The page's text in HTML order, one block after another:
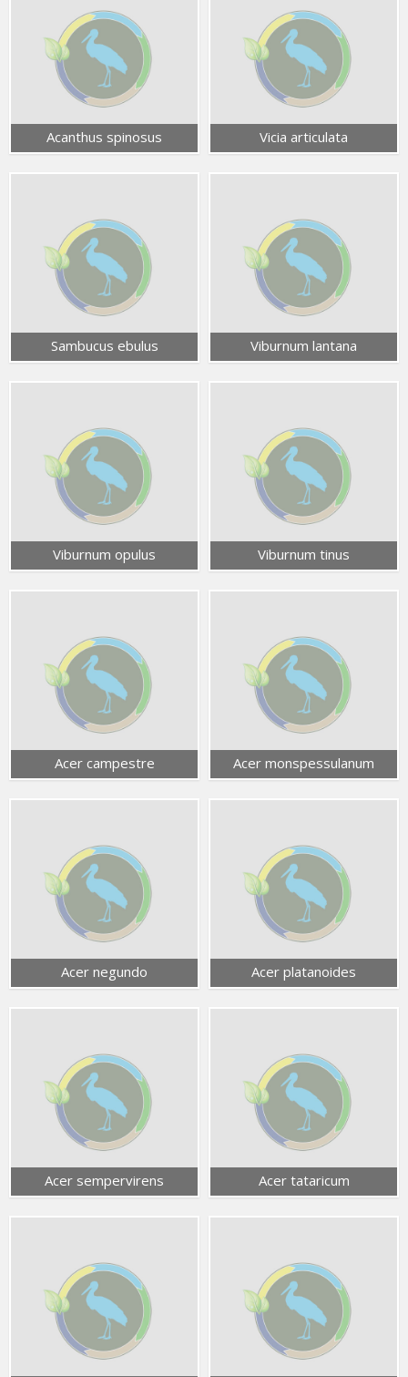
Acanthus spinosus Vicia articulata
Sambucus ebulus Viburnum lantana
Viburnum opulus Viburnum tinus
Acer campestre Acer monspessulanum
Acer negundo Acer platanoides
Acer sempervirens Acer tataricum